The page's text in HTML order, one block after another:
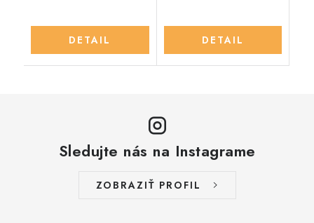
DETAIL DETAIL
Sledujte nás na Instagrame
ZOBRAZIŤ PROFIL